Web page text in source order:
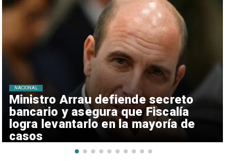
Ministro Arrau defiende secreto
bancario y asegura que Fiscalía
logra levantarlo en la mayoría de
casos
NACIONAL